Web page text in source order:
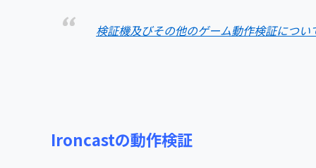
検証機及びその他のゲーム動作検証につい
Ironcastの動作検証